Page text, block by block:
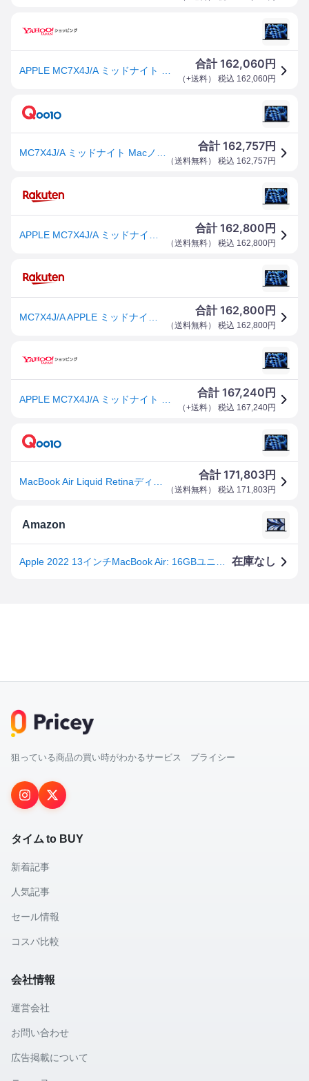
合計162,060 円
（+送料） 税込 162,060円
合計162,757円
（送料無料） 税込 162,757 円
合計162,800 円
（送料無料） 税込 162,800円
合計162,800 円
（送料無料） 税込 162,800円
合計167,240 円
（+送料） 税込 167,240円
合計171,803円
（送料無料） 税込 171,803 円
Amazon
在庫なし
狙っている商品の買い時がわかるサービス プライシー
タイム to BUY
新着記事
人気記事
セール情報
コスパ比較
会社情報
運営会社
お問い合わせ
広告掲載について